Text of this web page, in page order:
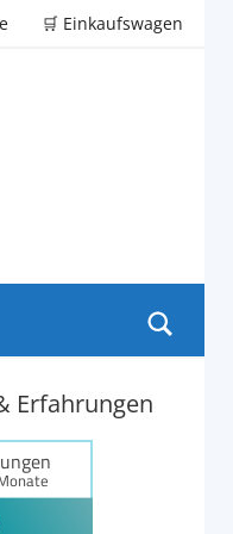
🛒 Einkaufswagen
Erfahrungen